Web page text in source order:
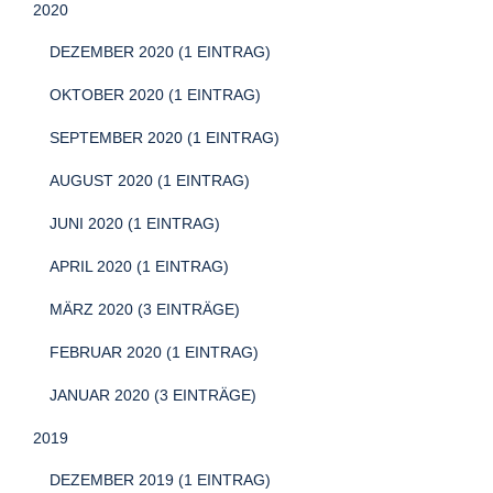
2020
DEZEMBER 2020 (1 EINTRAG)
OKTOBER 2020 (1 EINTRAG)
SEPTEMBER 2020 (1 EINTRAG)
AUGUST 2020 (1 EINTRAG)
JUNI 2020 (1 EINTRAG)
APRIL 2020 (1 EINTRAG)
MÄRZ 2020 (3 EINTRÄGE)
FEBRUAR 2020 (1 EINTRAG)
JANUAR 2020 (3 EINTRÄGE)
2019
DEZEMBER 2019 (1 EINTRAG)